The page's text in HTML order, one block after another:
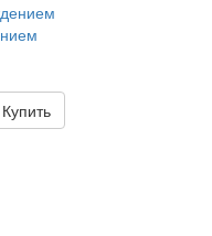
Купить